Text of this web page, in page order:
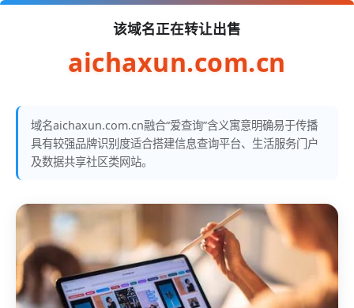
该域名正在转让出售
aichaxun.com.cn
域名aichaxun.com.cn融合“爱查询”含义寓意明确易于传播
具有较强品牌识别度适合搭建信息查询平台、生活服务门户
及数据共享社区类网站。